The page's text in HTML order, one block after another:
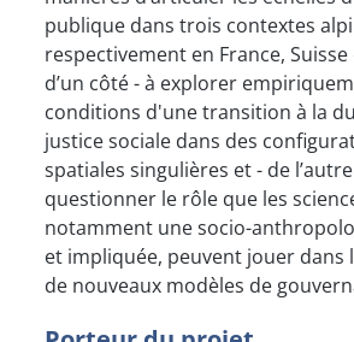
publique dans trois contextes
respectivement en France, Suisse
d’un côté - à explorer
conditions d'une transition à la
justice sociale dans des
spatiales singulières et - de
questionner le rôle que les
notamment une socio-
et impliquée, peuvent jouer dans
de nouveaux modèles de